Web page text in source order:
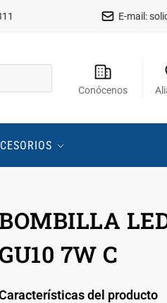
E-mail:
Conócenos
BOMBILLA
7W C
del producto